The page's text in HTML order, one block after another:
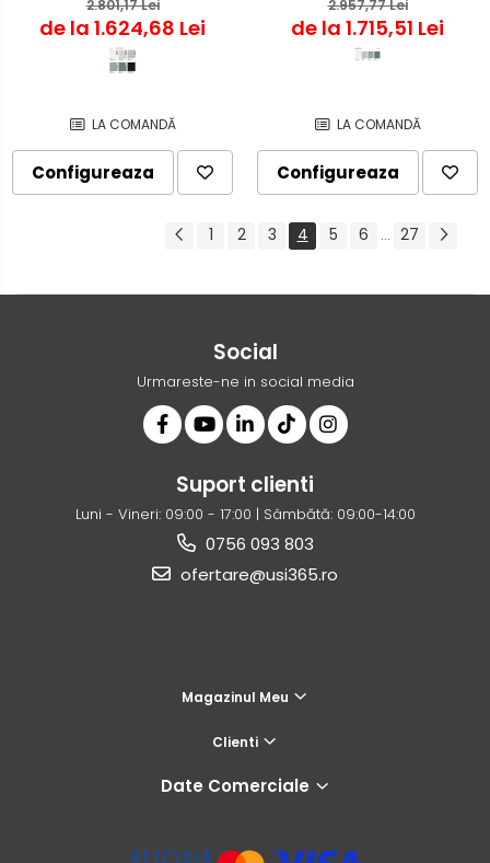
SYSTEM
2.801,17 Lei
de la 1.624,68 Lei
LA COMANDĂ
Configureaza
PORTA SYSTEM
2.957,77 Lei
de la 1.715,51 Lei
LA COMANDĂ
Configureaza
1 2 3 4 5 6 ... 27
Social
Urmareste-ne in social media
Suport clienti
Luni - Vineri: 09:00 - 17:00 | Sâmbătă: 09:00-14:00
0756 093 803
ofertare@usi365.ro
Magazinul Meu
Clienti
Date Comerciale